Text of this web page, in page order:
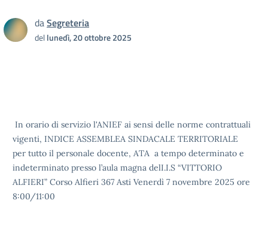
daSegreteria
dellunedì, 20 ottobre 2025
In orario di servizio l'ANIEF ai sensi delle norme contrattuali
vigenti, INDICE ASSEMBLEA SINDACALE TERRITORIALE
per tutto il personale docente, ATA a tempo determinato e
indeterminato presso l’aula magna delI.I.S “VITTORIO
ALFIERI” Corso Alfieri 367 Asti Venerdì 7 novembre 2025 ore
8:00/11:00